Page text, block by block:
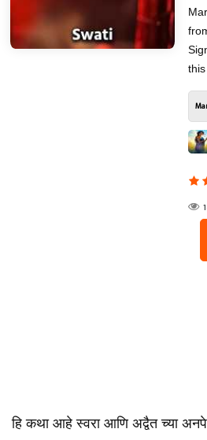
this
हि कथा आहे स्वरा आणि अद्वैत च्या